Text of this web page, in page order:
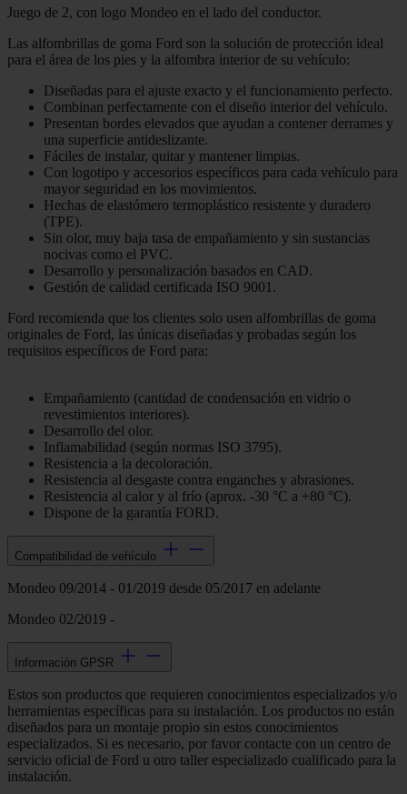
Juego de 2, con logo Mondeo en el lado del conductor.
Las alfombrillas de goma Ford son la solución de protección ideal
para el área de los pies y la alfombra interior de su vehículo:
Diseñadas para el ajuste exacto y el funcionamiento perfecto.
Combinan perfectamente con el diseño interior del vehículo.
Presentan bordes elevados que ayudan a contener derrames y
una superficie antideslizante.
Fáciles de instalar, quitar y mantener limpias.
Con logotipo y accesorios específicos para cada vehículo para
mayor seguridad en los movimientos.
Hechas de elastómero termoplástico resistente y duradero
(TPE).
Sin olor, muy baja tasa de empañamiento y sin sustancias
nocivas como el PVC.
Desarrollo y personalización basados en CAD.
Gestión de calidad certificada ISO 9001.
Ford recomienda que los clientes solo usen alfombrillas de goma
originales de Ford, las únicas diseñadas y probadas según los
requisitos específicos de Ford para:
Empañamiento (cantidad de condensación en vidrio o
revestimientos interiores).
Desarrollo del olor.
Inflamabilidad (según normas ISO 3795).
Resistencia a la decoloración.
Resistencia al desgaste contra enganches y abrasiones.
Resistencia al calor y al frío (aprox. -30 °C a +80 °C).
Dispone de la garantía FORD.
Compatibilidad de vehículo
Mondeo 09/2014 - 01/2019 desde 05/2017 en adelante
Mondeo 02/2019 -
Información GPSR
Estos son productos que requieren conocimientos especializados y/o
herramientas específicas para su instalación. Los productos no están
diseñados para un montaje propio sin estos conocimientos
especializados. Si es necesario, por favor contacte con un centro de
servicio oficial de Ford u otro taller especializado cualificado para la
instalación.